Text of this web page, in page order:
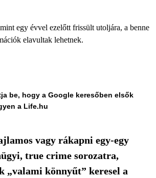
egy évvel ezelőtt frissült utoljára, a benne
elavultak lehetnek.
be, hogy a Google keresőben elsők
a Life.hu
vagy rákapni egy-egy
true crime sorozatra,
„valami könnyűt” keresel a